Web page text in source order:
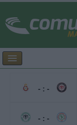
- : -
- : -